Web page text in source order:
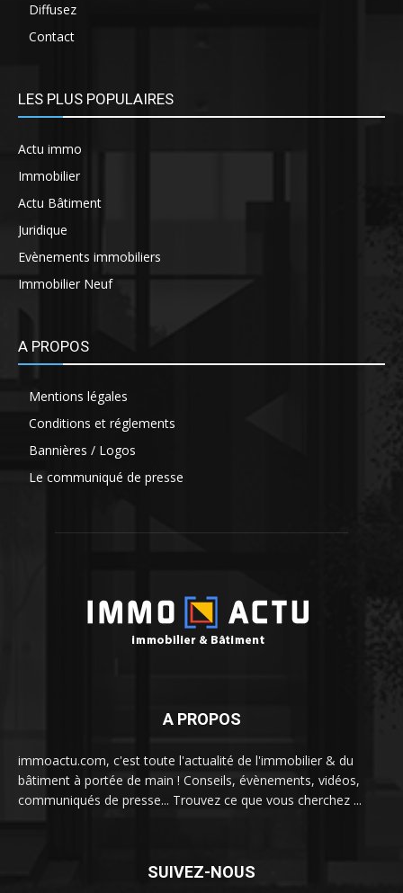
Diffusez
Contact
LES PLUS POPULAIRES
Actu immo
Immobilier
Actu Bâtiment
Juridique
Evènements immobiliers
Immobilier Neuf
A PROPOS
Mentions légales
Conditions et réglements
Bannières / Logos
Le communiqué de presse
A PROPOS
immoactu.com, c'est toute l'actualité de l'immobilier & du
bâtiment à portée de main ! Conseils, évènements, vidéos,
communiqués de presse... Trouvez ce que vous cherchez ...
SUIVEZ-NOUS